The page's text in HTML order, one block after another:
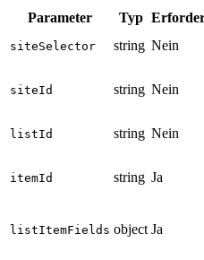
Parameter Typ
siteSelector string Nein
siteId string Nein
listId string Nein
itemId string Ja
listItemFields object Ja